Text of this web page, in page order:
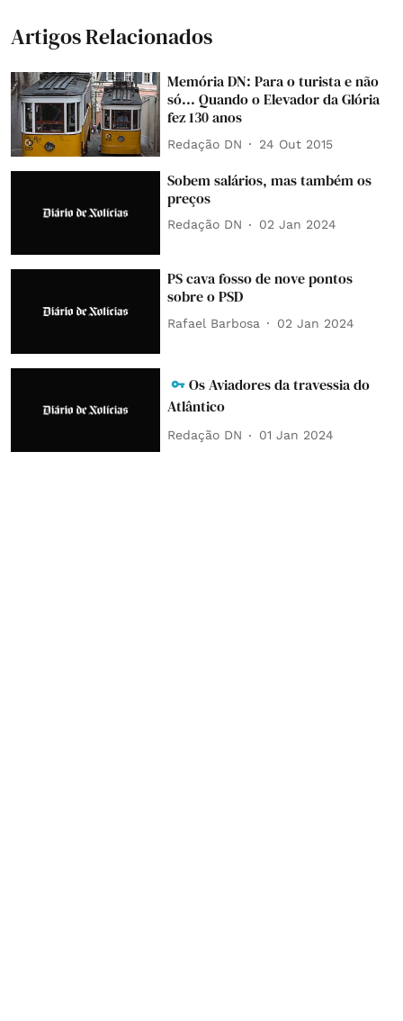
Artigos Relacionados
Memória DN: Para o turista e não
só... Quando o Elevador da Glória
fez 130 anos
Redação DN 24 Out 2015
Sobem salários, mas também os
preços
Redação DN 02 Jan 2024
PS cava fosso de nove pontos
sobre o PSD
Rafael Barbosa 02 Jan 2024
Os Aviadores da travessia do
Atlântico
Redação DN 01 Jan 2024